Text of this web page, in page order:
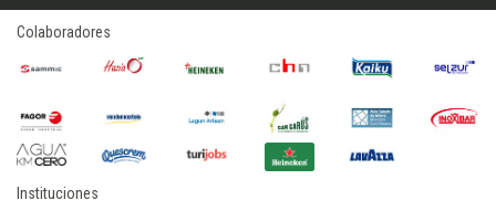
Colaboradores
Instituciones